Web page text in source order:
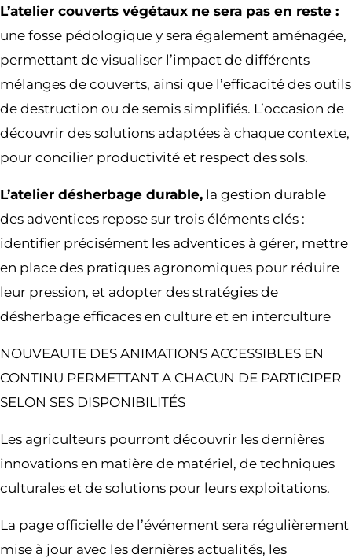
L’atelier couverts végétaux ne sera pas en reste :
une fosse pédologique y sera également aménagée,
permettant de visualiser l’impact de différents
mélanges de couverts, ainsi que l’efficacité des outils
de destruction ou de semis simplifiés. L’occasion de
découvrir des solutions adaptées à chaque contexte,
pour concilier productivité et respect des sols.
L’atelier désherbage durable, la gestion durable
des adventices repose sur trois éléments clés :
identifier précisément les adventices à gérer, mettre
en place des pratiques agronomiques pour réduire
leur pression, et adopter des stratégies de
désherbage efficaces en culture et en interculture
NOUVEAUTE DES ANIMATIONS ACCESSIBLES EN
CONTINU PERMETTANT A CHACUN DE PARTICIPER
SELON SES DISPONIBILITÉS
Les agriculteurs pourront découvrir les dernières
innovations en matière de matériel, de techniques
culturales et de solutions pour leurs exploitations.
La page officielle de l’événement sera régulièrement
mise à jour avec les dernières actualités, les